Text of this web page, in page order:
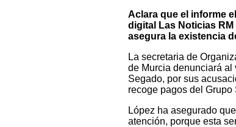
Aclara que el informe
digital Las Noticias
asegura la existencia
La secretaria de
de Murcia denunciará
Segado, por sus
recoge pagos del
López ha asegurado
atención, porque esta